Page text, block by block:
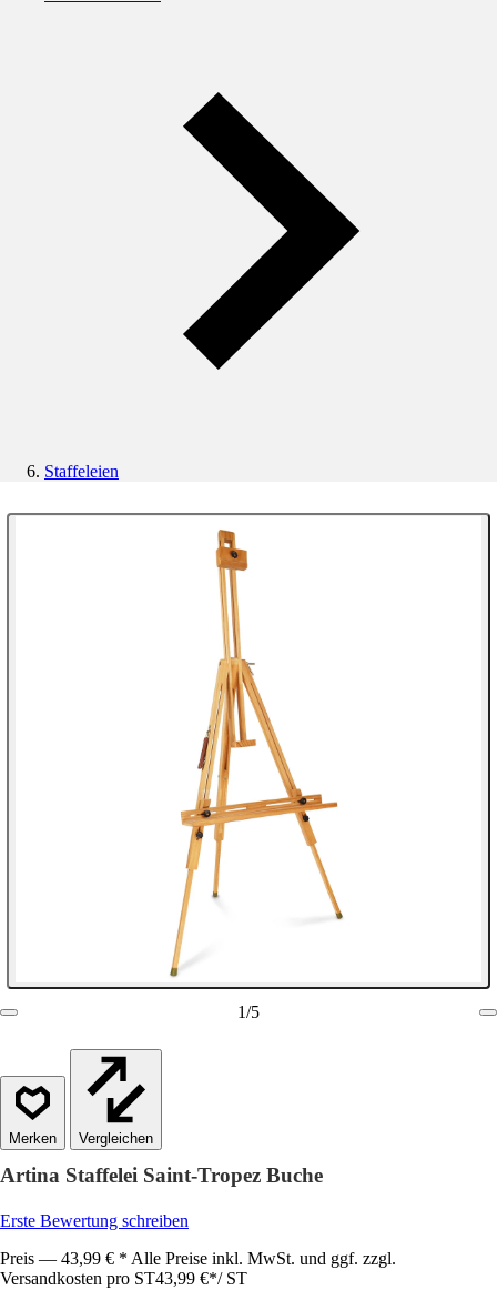
Staffeleien
1/5
Vergleichen
Artina Staffelei Saint-Tropez Buche
Erste Bewertung schreiben
Preis — 43,99 € * Alle Preise inkl. MwSt. und ggf. zzgl.
Versandkosten pro ST43,99 €*/ ST